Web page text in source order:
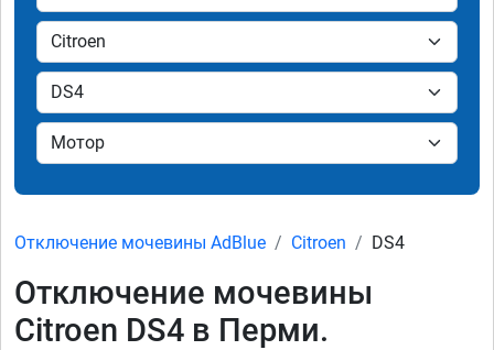
Отключение мочевины AdBlue Citroen DS4
Отключение мочевины
Citroen DS4 в Перми.